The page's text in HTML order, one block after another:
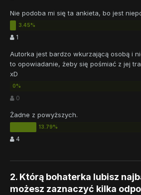
Nie podoba mi się ta ankieta, bo jest
1
Autorka jest bardzo wkurzającą osobą i
to opowiadanie, żeby się pośmiać z jej
xD
0
Żadne z powyższych.
4
2. Którą bohaterka lubisz
możesz zaznaczyć kilka